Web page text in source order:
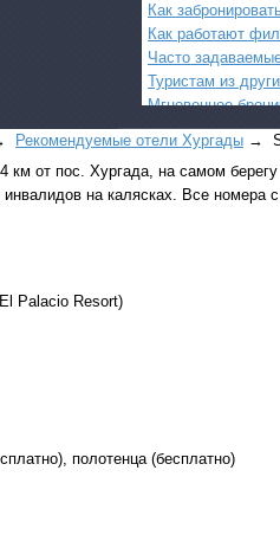
Как
Как работают
Часто
Туристам из
Мгновенное
Соль-Илецк
Рекомендуемые отели Хургады →
от пос. Хургада, на самом
на калясках. Все номера
Palacio Resort)
полотенца (бесплатно)